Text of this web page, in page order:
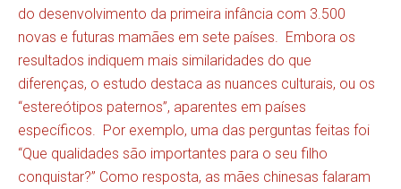
do desenvolvimento da primeira infância com 3.500
novas e futuras mamães em sete países. Embora os
resultados indiquem mais similaridades do que
diferenças, o estudo destaca as nuances culturais, ou os
“estereótipos paternos”, aparentes em países
específicos. Por exemplo, uma das perguntas feitas foi
“Que qualidades são importantes para o seu filho
conquistar?” Como resposta, as mães chinesas falaram